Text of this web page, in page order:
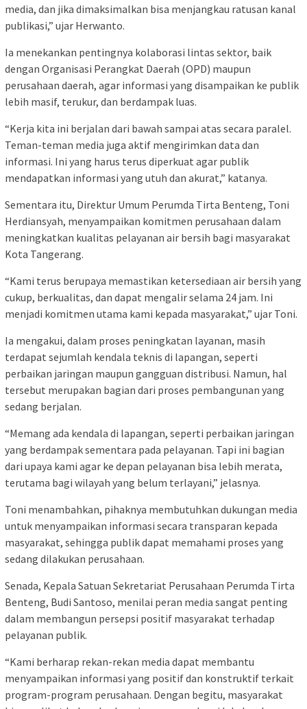
media, dan jika dimaksimalkan bisa menjangkau ratusan kanal
publikasi,” ujar Herwanto.
Ia menekankan pentingnya kolaborasi lintas sektor, baik
dengan Organisasi Perangkat Daerah (OPD) maupun
perusahaan daerah, agar informasi yang disampaikan ke publik
lebih masif, terukur, dan berdampak luas.
“Kerja kita ini berjalan dari bawah sampai atas secara paralel.
Teman-teman media juga aktif mengirimkan data dan
informasi. Ini yang harus terus diperkuat agar publik
mendapatkan informasi yang utuh dan akurat,” katanya.
Sementara itu, Direktur Umum Perumda Tirta Benteng, Toni
Herdiansyah, menyampaikan komitmen perusahaan dalam
meningkatkan kualitas pelayanan air bersih bagi masyarakat
Kota Tangerang.
“Kami terus berupaya memastikan ketersediaan air bersih yang
cukup, berkualitas, dan dapat mengalir selama 24 jam. Ini
menjadi komitmen utama kami kepada masyarakat,” ujar Toni.
Ia mengakui, dalam proses peningkatan layanan, masih
terdapat sejumlah kendala teknis di lapangan, seperti
perbaikan jaringan maupun gangguan distribusi. Namun, hal
tersebut merupakan bagian dari proses pembangunan yang
sedang berjalan.
“Memang ada kendala di lapangan, seperti perbaikan jaringan
yang berdampak sementara pada pelayanan. Tapi ini bagian
dari upaya kami agar ke depan pelayanan bisa lebih merata,
terutama bagi wilayah yang belum terlayani,” jelasnya.
Toni menambahkan, pihaknya membutuhkan dukungan media
untuk menyampaikan informasi secara transparan kepada
masyarakat, sehingga publik dapat memahami proses yang
sedang dilakukan perusahaan.
Senada, Kepala Satuan Sekretariat Perusahaan Perumda Tirta
Benteng, Budi Santoso, menilai peran media sangat penting
dalam membangun persepsi positif masyarakat terhadap
pelayanan publik.
“Kami berharap rekan-rekan media dapat membantu
menyampaikan informasi yang positif dan konstruktif terkait
program-program perusahaan. Dengan begitu, masyarakat